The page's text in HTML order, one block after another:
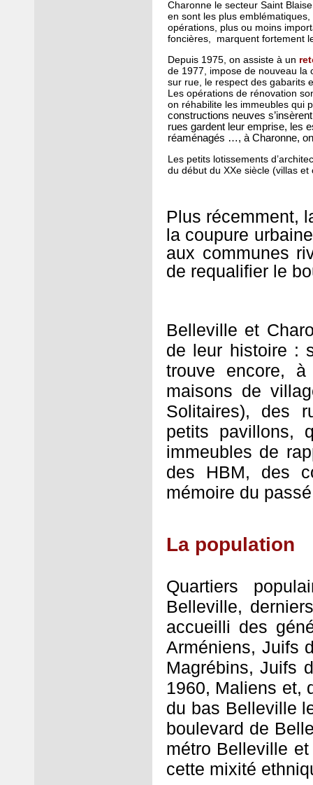
Charonne le secteur Saint
en sont les plus emblématiques,
opérations, plus ou moins
foncières, marquent fortement
Depuis 1975, on assiste à un
de 1977, impose de nouveau la
sur rue, le respect des gabarits
Les opérations de rénovation
on réhabilite les immeubles qui
constructions neuves
rues gardent leur emprise, les
réaménagés …, à Charonne,
Les petits lotissements
du début du XXe siècle (villas
Plus récemment,
la coupure
aux communes
de requalifier le
Belleville et
de leur histoire :
trouve encore,
maisons de
Solitaires), des
petits pavillons,
immeubles de
des HBM, des
mémoire du
La population
Quartiers
Belleville,
accueilli des
Arméniens, Juifs
Magrébins, Juifs
1960, Maliens et,
du bas Belleville
boulevard de
métro Belleville
cette mixité